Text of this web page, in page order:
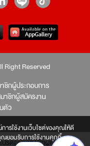
รใช้งานเว็บไซต์ของคุณให้ดี
ยอมรับการใช้งานคุกกี้
Right Reserved
าชิกผู้ประกอบการ
มาชิกผู้สมัครงาน
ตัว
ปรดอย่าหลงเชื่อผู้แอบอ้าง และ